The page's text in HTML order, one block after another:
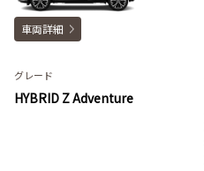
車両詳細
グレード
HYBRID Z Adventure